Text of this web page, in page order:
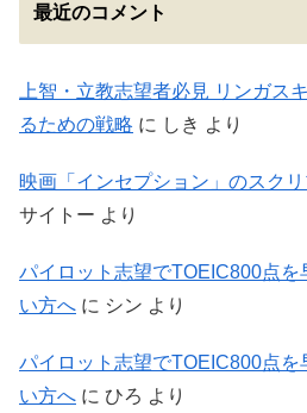
最近のコメント
上智・立教志望者必見 リンガス
るための戦略 に しき より
映画「インセプション」のスク
サイトー より
パイロット志望でTOEIC800点
い方へ に シン より
パイロット志望でTOEIC800点
い方へ に ひろ より